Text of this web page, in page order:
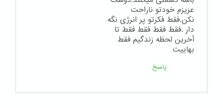
عزیزم خودتو ناراحت
نکن.فقط فکرتو پر انرژی نگه
دار .فقط فقط فقط فقط تا
آخرین لحظه زندگیم فقط
بهاییت
پاسخ